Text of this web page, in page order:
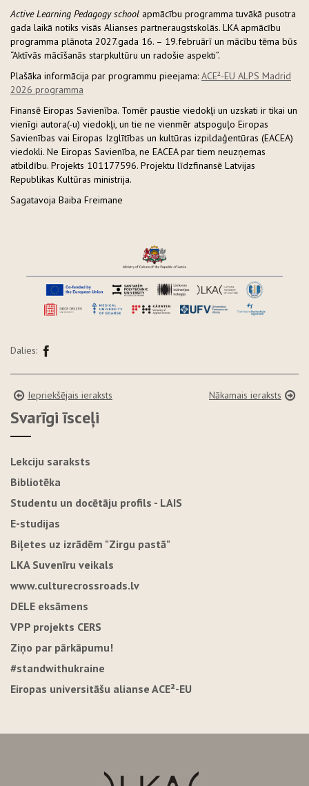
Active Learning Pedagogy school apmācību programma tuvākā pusotra
gada laikā notiks visās Alianses partneraugstskolās. LKA apmācību
programma plānota 2027.gada 16. – 19.februārī un mācību tēma būs
“Aktīvās mācīšanās starpkultūru un radošie aspekti”.
Plašāka informācija par programmu pieejama: ACE²-EU ALPS Madrid
2026 programma
Finansē Eiropas Savienība. Tomēr paustie viedokļi un uzskati ir tikai un
vienīgi autora(-u) viedokļi, un tie ne vienmēr atspoguļo Eiropas
Savienības vai Eiropas Izglītības un kultūras izpildaģentūras (EACEA)
viedokli. Ne Eiropas Savienība, ne EACEA par tiem neuzņemas
atbildību. Projekts 101177596. Projektu līdzfinansē Latvijas
Republikas Kultūras ministrija.
Sagatavoja Baiba Freimane
Dalies:
Iepriekšējais ieraksts Nākamais ieraksts
Svarīgi īsceļi
Lekciju saraksts
Bibliotēka
Studentu un docētāju profils - LAIS
E-studijas
Biļetes uz izrādēm "Zirgu pastā"
LKA Suvenīru veikals
www.culturecrossroads.lv
DELE eksāmens
VPP projekts CERS
Ziņo par pārkāpumu!
#standwithukraine
Eiropas universitāšu alianse ACE²-EU